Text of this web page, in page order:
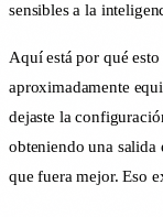
sensibles a la
Aquí está por qué
aproximadamente
dejaste la
obteniendo una salida
que fuera mejor. Eso